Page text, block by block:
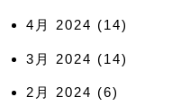
4月 2024 (14)
3月 2024 (14)
2月 2024 (6)